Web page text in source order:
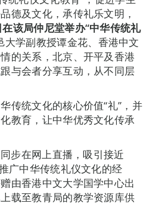
德及文化，承传礼乐文明，
在该局仲尼堂举办“中华传统礼
大学副教授谭金花、香港中文
的关系，北京、开平及香港
与会者分享互动，从不同层
传统文化的核心价值“礼”，并
教育，让中华优秀文化传承
步在网上直播，吸引接近
广中华传统礼仪文化的经
由香港中文大学国学中心出
载至教青局的教学资源库供